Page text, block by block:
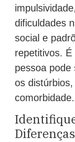
dificuldades
social e
repetitivos.
pessoa pode
os
comorbidade.